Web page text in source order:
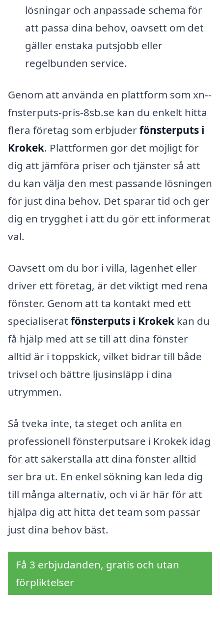
lösningar och anpassade schema för
att passa dina behov, oavsett om det
gäller enstaka putsjobb eller
regelbunden service.
Genom att använda en plattform som xn--
fnsterputs-pris-8sb.se kan du enkelt hitta
flera företag som erbjuderfönsterputs i
Krokek. Plattformen gör det möjligt för
dig att jämföra priser och tjänster så att
du kan välja den mest passande lösningen
för just dina behov. Det sparar tid och ger
dig en trygghet i att du gör ett informerat
val.
Oavsett om du bor i villa, lägenhet eller
driver ett företag, är det viktigt med rena
fönster. Genom att ta kontakt med ett
specialiserat fönsterputs i Krokek kan du
få hjälp med att se till att dina fönster
alltid är i toppskick, vilket bidrar till både
trivsel och bättre ljusinsläpp i dina
utrymmen.
Så tveka inte, ta steget och anlita en
professionell fönsterputsare i Krokek idag
för att säkerställa att dina fönster alltid
ser bra ut. En enkel sökning kan leda dig
till många alternativ, och vi är här för att
hjälpa dig att hitta det team som passar
just dina behov bäst.
Få 3 erbjudanden, gratis och utan
förpliktelser